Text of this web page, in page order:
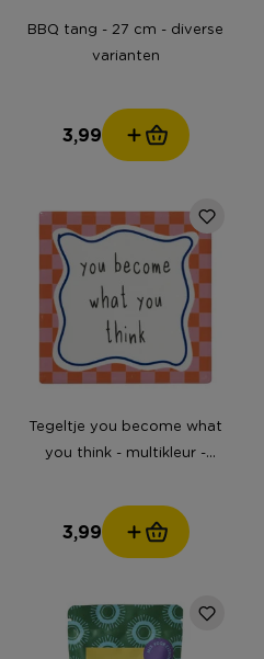
BBQ tang - 27 cm - diverse
varianten
3,99
Tegeltje you become what
you think - multikleur -
Home by Sanny
3,99